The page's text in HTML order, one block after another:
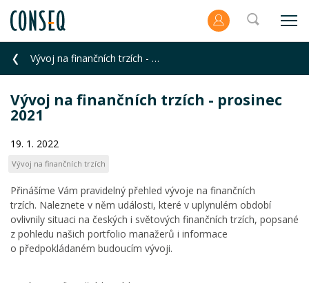
Vývoj na finančních trzích - prosinec 2021
Vývoj na finančních trzích - prosinec
2021
19. 1. 2022
Vývoj na finančních trzích
Přinášíme Vám pravidelný přehled vývoje na finančních
trzích. Naleznete v něm události, které v uplynulém období
ovlivnily situaci na českých i světových finančních trzích, popsané
z pohledu našich portfolio manažerů i informace
o předpokládaném budoucím vývoji.